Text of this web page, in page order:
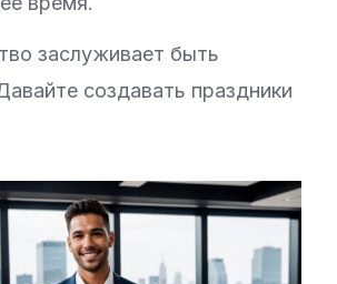
заслуживает быть
создавать праздники